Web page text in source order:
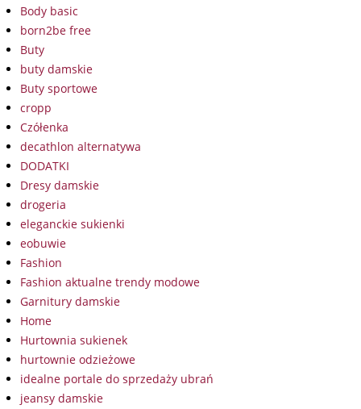
Body basic
born2be free
Buty
buty damskie
Buty sportowe
cropp
Czółenka
decathlon alternatywa
DODATKI
Dresy damskie
drogeria
eleganckie sukienki
eobuwie
Fashion
Fashion aktualne trendy modowe
Garnitury damskie
Home
Hurtownia sukienek
hurtownie odzieżowe
idealne portale do sprzedaży ubrań
jeansy damskie